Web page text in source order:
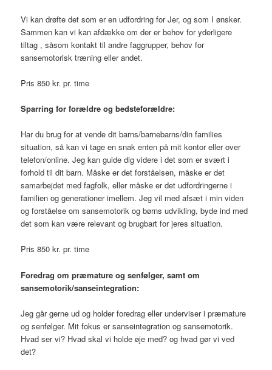
Vi kan drøfte det som er en udfordring for Jer, og som I ønsker.
Sammen kan vi kan afdække om der er behov for yderligere
tiltag , såsom kontakt til andre faggrupper, behov for
sansemotorisk træning eller andet.
Pris 850 kr. pr. time
Sparring for forældre og bedsteforældre:
Har du brug for at vende dit barns/barnebarns/din families
situation, så kan vi tage en snak enten på mit kontor eller over
telefon/online. Jeg kan guide dig videre i det som er svært i
forhold til dit barn. Måske er det forståelsen, måske er det
samarbejdet med fagfolk, eller måske er det udfordringerne i
familien og generationer imellem. Jeg vil med afsæt i min viden
og forståelse om sansemotorik og børns udvikling, byde ind med
det som kan være relevant og brugbart for jeres situation.
Pris 850 kr. pr. time
Foredrag om præmature og senfølger, samt om
sansemotorik/sanseintegration:
Jeg går gerne ud og holder foredrag eller underviser i præmature
og senfølger. Mit fokus er sanseintegration og sansemotorik.
Hvad ser vi? Hvad skal vi holde øje med? og hvad gør vi ved
det?